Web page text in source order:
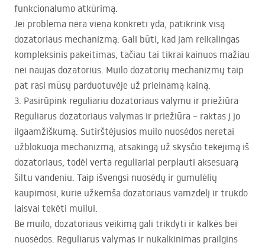
funkcionalumo atkūrimą.
Jei problema nėra viena konkreti yda, patikrink visą
dozatoriaus mechanizmą. Gali būti, kad jam reikalingas
kompleksinis pakeitimas, tačiau tai tikrai kainuos mažiau
nei naujas dozatorius. Muilo dozatorių mechanizmų taip
pat rasi mūsų parduotuvėje už prieinamą kainą.
3. Pasirūpink reguliariu dozatoriaus valymu ir priežiūra
Reguliarus dozatoriaus valymas ir priežiūra – raktas į jo
ilgaamžiškumą. Sutirštėjusios muilo nuosėdos neretai
užblokuoja mechanizmą, atsakingą už skysčio tekėjimą iš
dozatoriaus, todėl verta reguliariai perplauti aksesuarą
šiltu vandeniu. Taip išvengsi nuosėdų ir gumulėlių
kaupimosi, kurie užkemša dozatoriaus vamzdelį ir trukdo
laisvai tekėti muilui.
Be muilo, dozatoriaus veikimą gali trikdyti ir kalkės bei
nuosėdos. Reguliarus valymas ir nukalkinimas prailgins